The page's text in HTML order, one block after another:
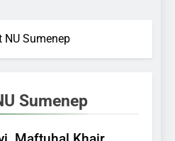
NU Sumenep
Sumenep